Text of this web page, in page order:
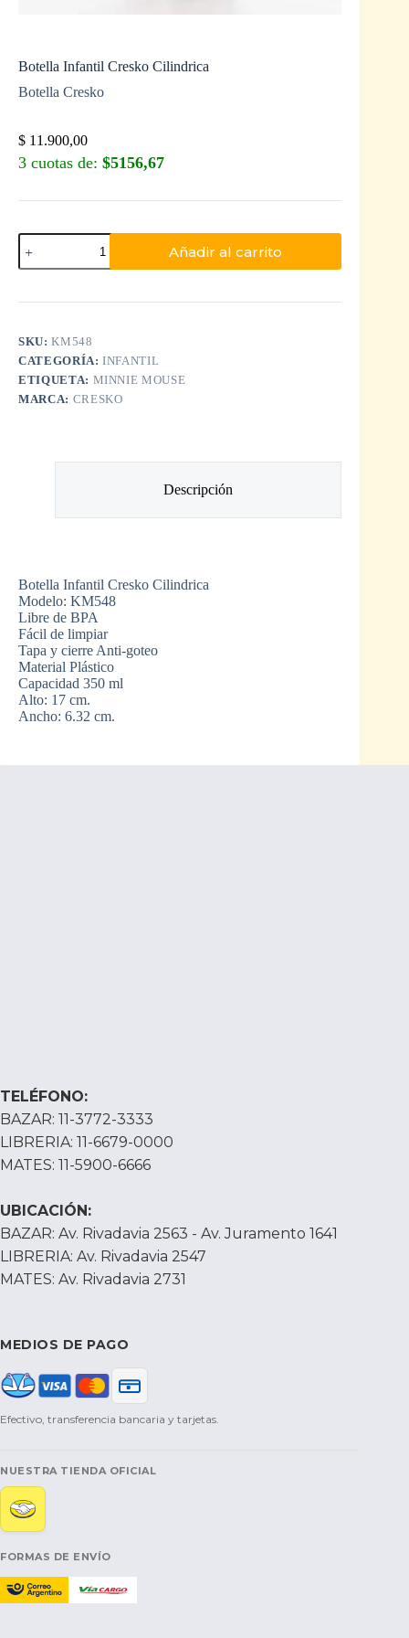
Botella Infantil Cresko Cilindrica
Botella Cresko
$ 11.900,00
3 cuotas de: $5156,67
Añadir al carrito
SKU:KM548
CATEGORÍA:INFANTIL
ETIQUETA: MINNIE MOUSE
MARCA: CRESKO
Descripción
Botella Infantil Cresko Cilindrica
Modelo: KM548
Libre de BPA
Fácil de limpiar
Tapa y cierre Anti-goteo
Material Plástico
Capacidad 350 ml
Alto: 17 cm.
Ancho: 6.32 cm.
TELÉFONO:
BAZAR: 11-3772-3333
LIBRERIA: 11-6679-0000
MATES: 11-5900-6666
UBICACIÓN:
BAZAR: Av. Rivadavia 2563 - Av. Juramento 1641
LIBRERIA: Av. Rivadavia 2547
MATES: Av. Rivadavia 2731
MEDIOS DE PAGO
Efectivo, transferencia bancaria y tarjetas.
NUESTRA TIENDA OFICIAL
FORMAS DE ENVÍO